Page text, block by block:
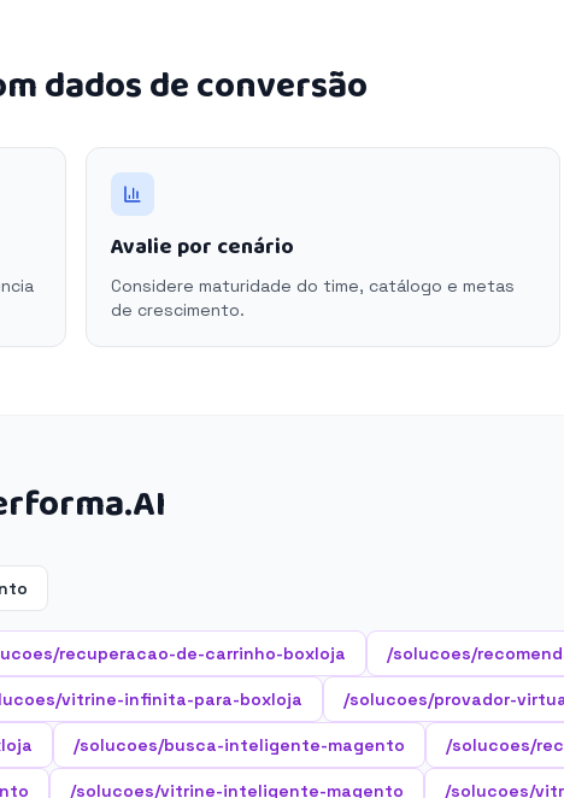
dados de conversão
Avalie por cenário
Considere maturidade do time, catálogo e metas
de crescimento.
recuperacao-de-carrinho-boxloja /solucoes/
vitrine-infinita-para-boxloja /solucoes/provador-
/solucoes/busca-inteligente-magento /solucoes/
/solucoes/vitrine-inteligente-magento /solucoes/